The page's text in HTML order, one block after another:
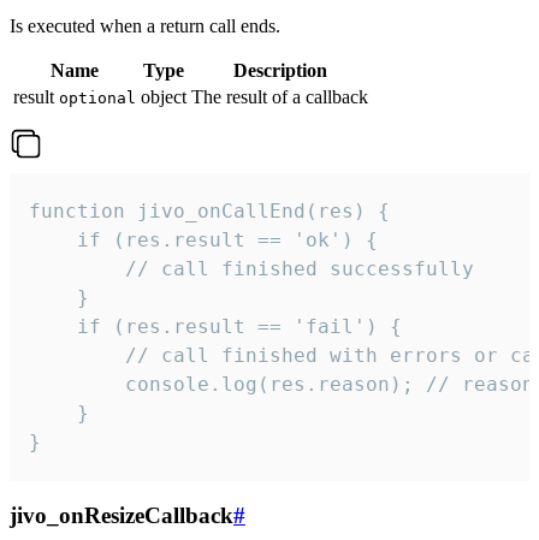
Is executed when a return call ends.
Name Type
Description
result optional object The result of a callback
function jivo_onCallEnd(res) {
    if (res.result == 'ok') {
        // call finished successfully
    }
    if (res.result == 'fail') {
// call finished with errors or
console.log(res.reason); //
    }
}
jivo_onResizeCallback#